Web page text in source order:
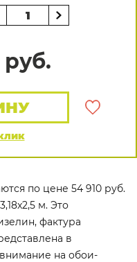
руб.
по цене 54 910 руб.
м. Это
фактура
в
на обои-